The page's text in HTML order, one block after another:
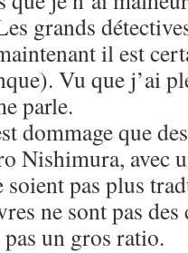
grands
il est
Vu que j’ai
parle.
dommage que
Nishimura, avec
pas plus
ne sont pas
un gros ratio.